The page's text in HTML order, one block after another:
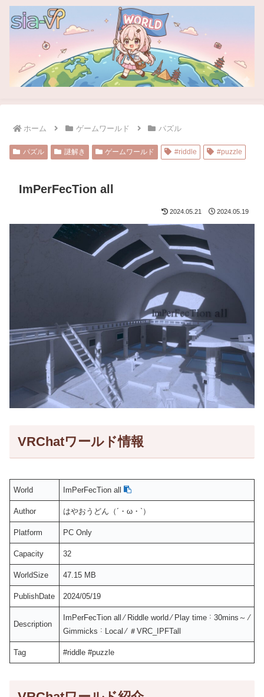
ホーム ゲームワールド パズル
パズル 謎解き ゲームワールド #riddle #puzzle
ImPerFecTion all
2024.05.21 2024.05.19
VRChatワールド情報
World ImPerFecTion all
Author はやおうどん（´・ω・`）
Platform PC Only
Capacity 32
WorldSize 47.15 MB
PublishDate 2024/05/19
Description
ImPerFecTion all ⁄ Riddle world ⁄ Play time ˸ 30mins～ ⁄
Gimmicks ˸ Local ⁄ ＃VRC_IPFTall
Tag #riddle #puzzle